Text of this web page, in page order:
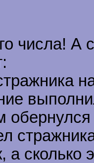
числа! А
а сколько